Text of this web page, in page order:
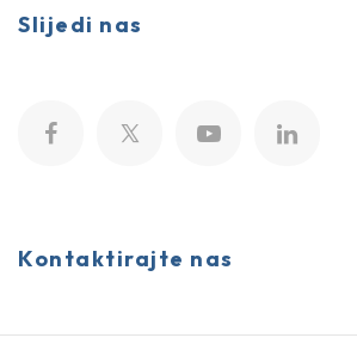
Slijedi nas
Kontaktirajte nas